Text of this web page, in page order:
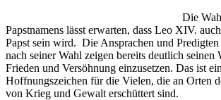
Die
Papstnamens lässt erwarten, dass Leo XIV.
Papst sein wird. Die Ansprachen und Predigten
nach seiner Wahl zeigen bereits deutlich
Frieden und Versöhnung einzusetzen. Das ist
Hoffnungszeichen für die Vielen, die an Orten
von Krieg und Gewalt erschüttert sind.